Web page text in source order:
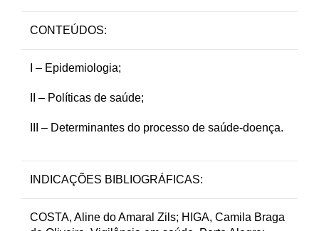
CONTEÚDOS:
I – Epidemiologia;
II – Políticas de saúde;
III – Determinantes do processo de saúde-doença.
INDICAÇÕES BIBLIOGRÁFICAS:
COSTA, Aline do Amaral Zils; HIGA, Camila Braga